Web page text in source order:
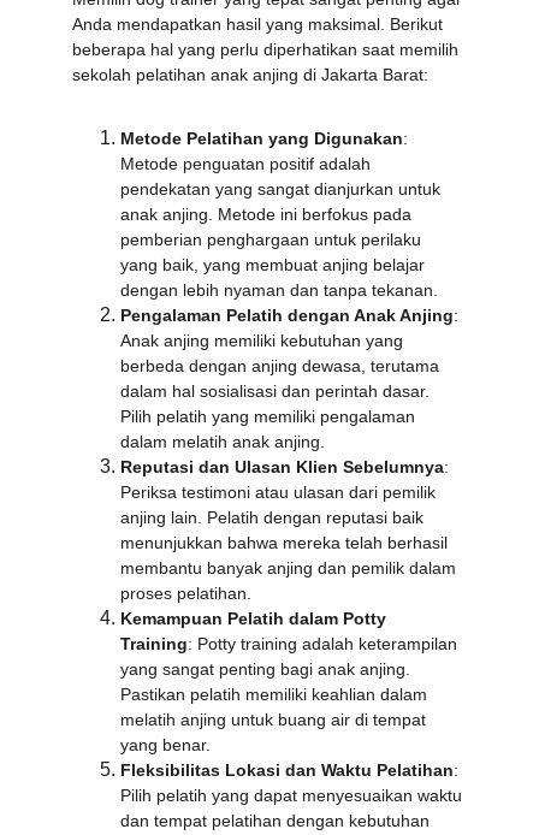
Anda mendapatkan hasil yang maksimal. Berikut
beberapa hal yang perlu diperhatikan saat memilih
sekolah pelatihan anak anjing di Jakarta Barat:
Metode Pelatihan yang Digunakan:
Metode penguatan positif adalah
pendekatan yang sangat dianjurkan untuk
anak anjing. Metode ini berfokus pada
pemberian penghargaan untuk perilaku
yang baik, yang membuat anjing belajar
dengan lebih nyaman dan tanpa tekanan.
Pengalaman Pelatih dengan Anak Anjing:
Anak anjing memiliki kebutuhan yang
berbeda dengan anjing dewasa, terutama
dalam hal sosialisasi dan perintah dasar.
Pilih pelatih yang memiliki pengalaman
dalam melatih anak anjing.
Reputasi dan Ulasan Klien Sebelumnya:
Periksa testimoni atau ulasan dari pemilik
anjing lain. Pelatih dengan reputasi baik
menunjukkan bahwa mereka telah berhasil
membantu banyak anjing dan pemilik dalam
proses pelatihan.
Kemampuan Pelatih dalam Potty
Training: Potty training adalah keterampilan
yang sangat penting bagi anak anjing.
Pastikan pelatih memiliki keahlian dalam
melatih anjing untuk buang air di tempat
yang benar.
Fleksibilitas Lokasi dan Waktu Pelatihan:
Pilih pelatih yang dapat menyesuaikan waktu
dan tempat pelatihan dengan kebutuhan